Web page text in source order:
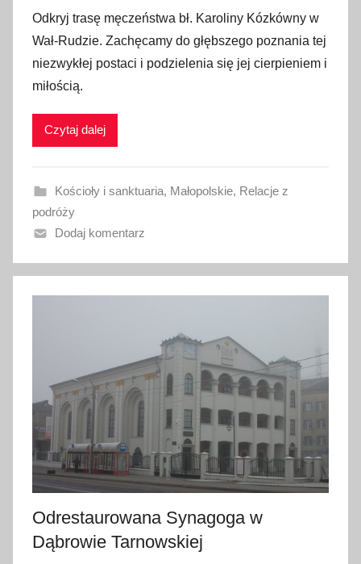
u
b
l
i
w
n
o
1
m
a
2
3
Odkryj trasę męczeństwa bł. Karoliny Kózkówny w
Wał-Rudzie. Zachęcamy do głębszego poznania tej
niezwykłej postaci i podzielenia się jej cierpieniem i
miłością.
Czytaj dalej
Kościoły i sanktuaria, Małopolskie, Relacje z
podróży
Dodaj komentarz
Odrestaurowana Synagoga w
Dąbrowie Tarnowskiej